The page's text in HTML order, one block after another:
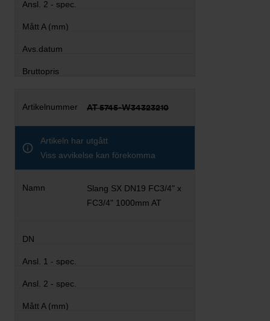
AT 5745-W34323210
Artikeln har utgått
Viss avvikelse kan förekomma
Slang SX DN19 FC3/4" x
FC3/4" 1000mm AT